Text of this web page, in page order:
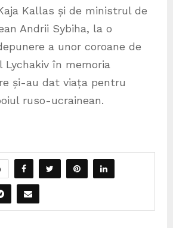
Kallas și de ministrul de
Andrii Sybiha, la o
a unor coroane de
în memoria
și-au dat viața pentru
ruso-ucrainean.